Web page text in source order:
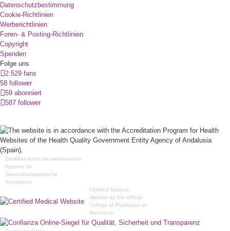
Datenschutzbestimmung
Cookie-Richtlinien
Werberichtlinien
Foren- & Posting-Richtlinien
Copyright
Spenden
Folge uns
2.529 fans
58 follower
59 abonniert
587 follower
Zertifikat durch die andalusische
Agentur für
Gesundheitspolitische
Information
Certified Medical
Website by the Official
College of Physicians of
Barcelona